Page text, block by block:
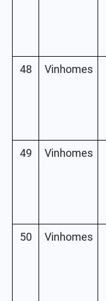
48 Vinhomes
49 Vinhomes
50 Vinhomes